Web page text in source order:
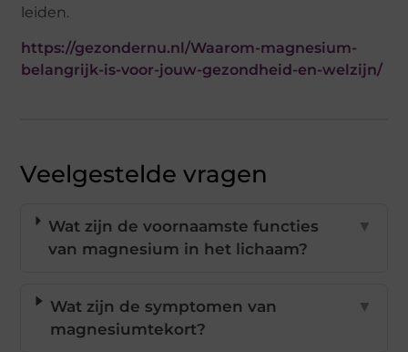
leiden.
https://gezondernu.nl/Waarom-magnesium-
belangrijk-is-voor-jouw-gezondheid-en-welzijn/
Veelgestelde vragen
Wat zijn de voornaamste functies
van magnesium in het lichaam?
▼
Wat zijn de symptomen van
magnesiumtekort?
▼